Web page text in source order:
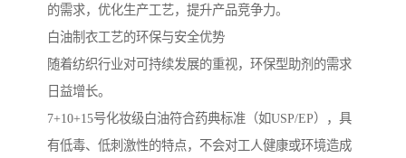
的需求，优化生产工艺，提升产品竞争力。
白油制衣工艺的环保与安全优势
随着纺织行业对可持续发展的重视，环保型助剂的需求
日益增长。
7+10+15号化妆级白油符合药典标准（如USP/EP），具
有低毒、低刺激性的特点，不会对工人健康或环境造成